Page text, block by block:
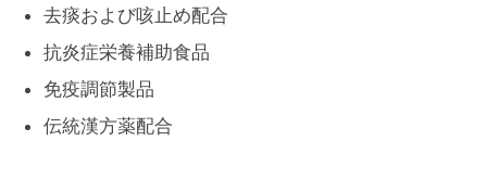
去痰および咳止め配合
抗炎症栄養補助食品
免疫調節製品
伝統漢方薬配合